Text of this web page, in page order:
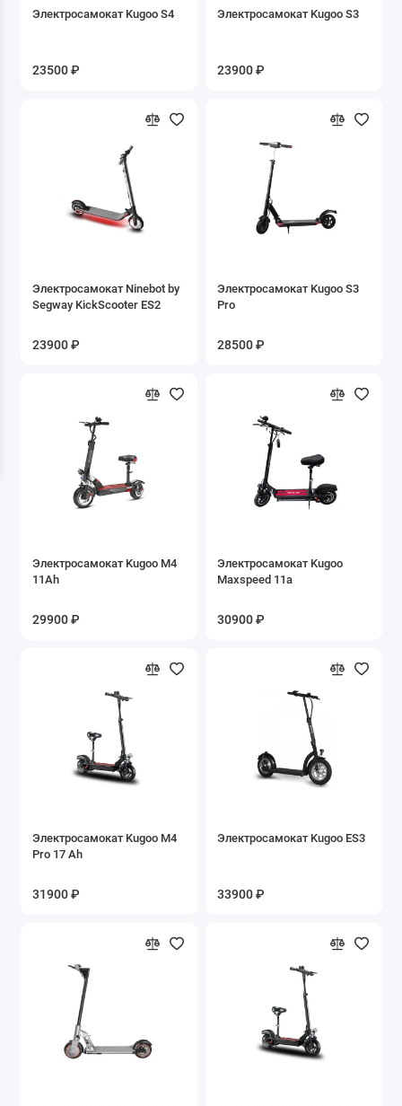
Электросамокат Kugoo S4
23500 ₽
Электросамокат Kugoo S3
23900 ₽
Электросамокат Ninebot by
Segway KickScooter ES2
23900 ₽
Электросамокат Kugoo S3
Pro
28500 ₽
Электросамокат Kugoo M4
11Ah
29900 ₽
Электросамокат Kugoo
Maxspeed 11a
30900 ₽
Электросамокат Kugoo M4
Pro 17 Ah
31900 ₽
Электросамокат Kugoo ES3
33900 ₽